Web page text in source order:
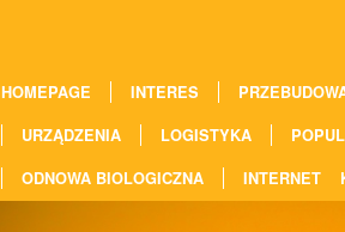
HOMEPAGE INTERES
URZĄDZENIA
LOGISTYKA
ODNOWA BIOLOGICZNA
INTERNET